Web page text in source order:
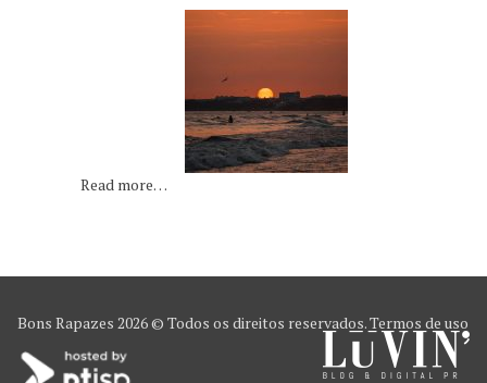
Read more…
Bons Rapazes 2026 © Todos os direitos reservados.Termos de uso